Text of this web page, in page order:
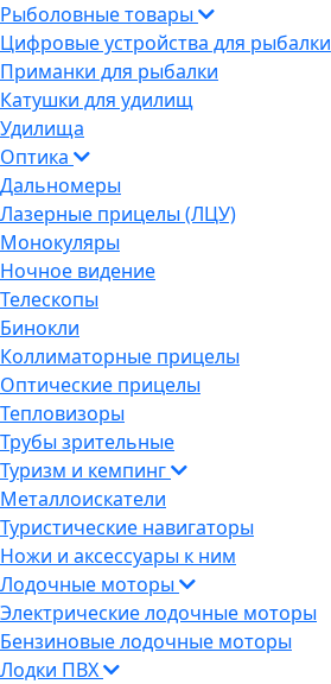
Рыболовные товары
Цифровые устройства для рыбалки
Приманки для рыбалки
Катушки для удилищ
Удилища
Оптика
Дальномеры
Лазерные прицелы (ЛЦУ)
Монокуляры
Ночное видение
Телескопы
Бинокли
Коллиматорные прицелы
Оптические прицелы
Тепловизоры
Трубы зрительные
Туризм и кемпинг
Металлоискатели
Туристические навигаторы
Ножи и аксессуары к ним
Лодочные моторы
Электрические лодочные моторы
Бензиновые лодочные моторы
Лодки ПВХ